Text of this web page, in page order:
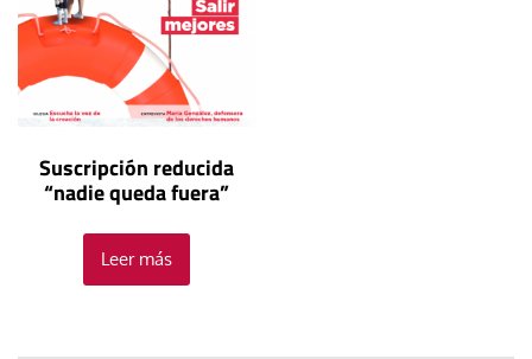
Suscripción reducida
“nadie queda fuera”
Leer más